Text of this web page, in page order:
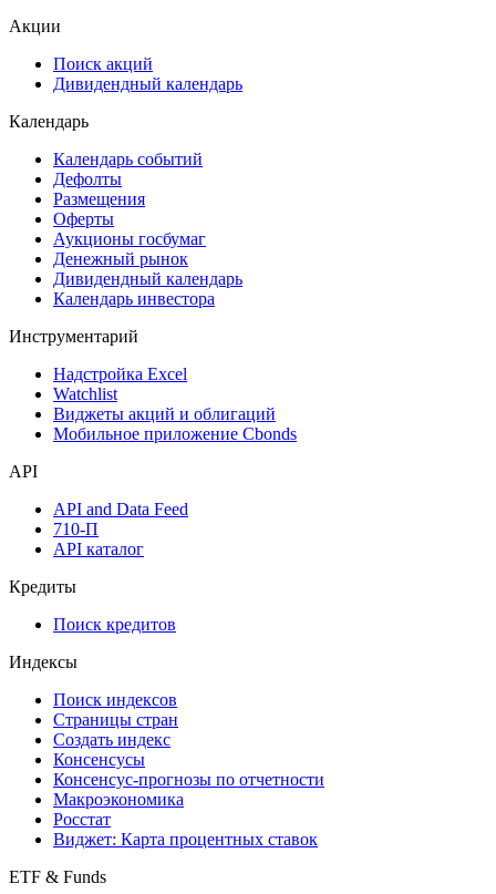
Акции
Поиск акций
Дивидендный календарь
Календарь
Календарь событий
Дефолты
Размещения
Оферты
Аукционы госбумаг
Денежный рынок
Дивидендный календарь
Календарь инвестора
Инструментарий
Надстройка Excel
Watchlist
Виджеты акций и облигаций
Мобильное приложение Cbonds
API
API and Data Feed
710-П
API каталог
Кредиты
Поиск кредитов
Индексы
Поиск индексов
Страницы стран
Создать индекс
Консенсусы
Консенсус-прогнозы по отчетности
Макроэкономика
Росстат
Виджет: Карта процентных ставок
ETF & Funds